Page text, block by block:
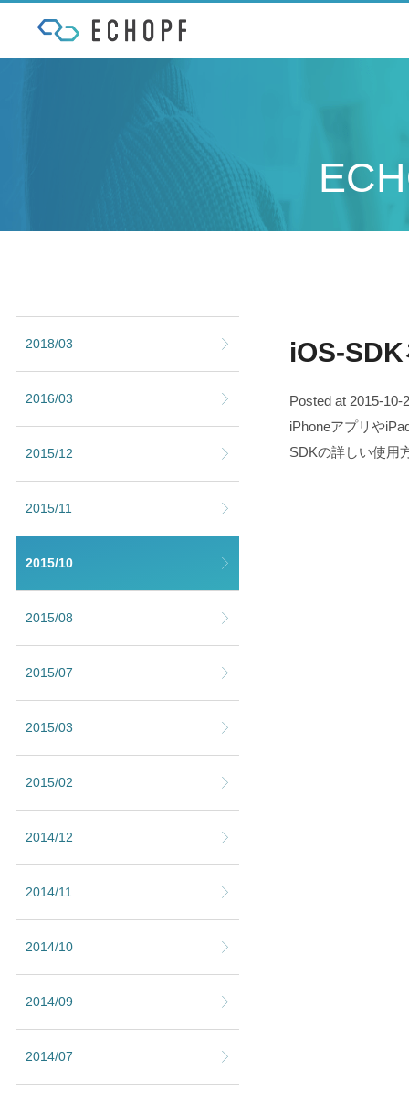
2018/03
2016/03
2015/12
2015/11
2015/10
2015/08
2015/07
2015/03
2015/02
2014/12
2014/11
2014/10
2014/09
2014/07
iOS-
Posted at 2015-10-
iPhoneアプリや
SDKの詳しい使用